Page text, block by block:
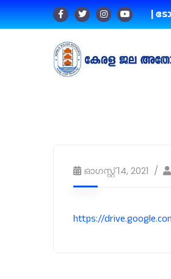
|
ഓഗസ്റ്റ്‌ 14, 2021
https://